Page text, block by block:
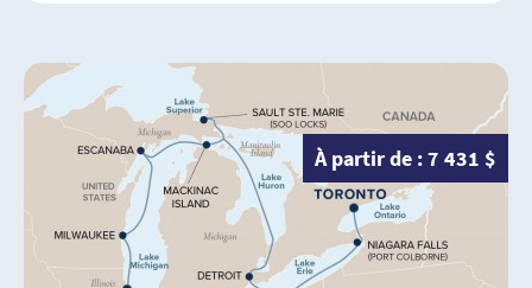
À partir de : 7 431 $